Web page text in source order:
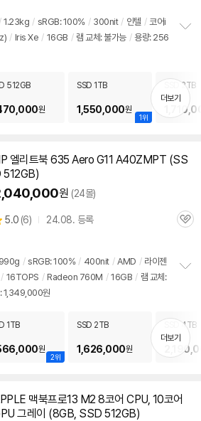
/ 1.23kg / sRGB: 100% / 300nit / 인텔 / 코어i
/ Iris Xe / 16GB / 램 교체: 불가능 / 용량: 256
치
기
512GB
원
1위
SSD 1TB
1,550,000원
SSD 2TB
더보기
엘리트북 635 Aero G11 A40ZMPT (SS
512GB)
원 (24몰)
5.0 (상
뷰
6) 24.08. 등록
관
990g / sRGB: 100% / 400nit / AMD / 라이젠
/ 16TOPS / Radeon 760M / 16GB / 램 교체:
1,349,000원
치
기
2위
1TB
원
SSD 2TB
1,626,000원
SSD 4TB
더보기
맥북프로13 M2 8코어 CPU, 10코어
그레이 (8GB, SSD 512GB)